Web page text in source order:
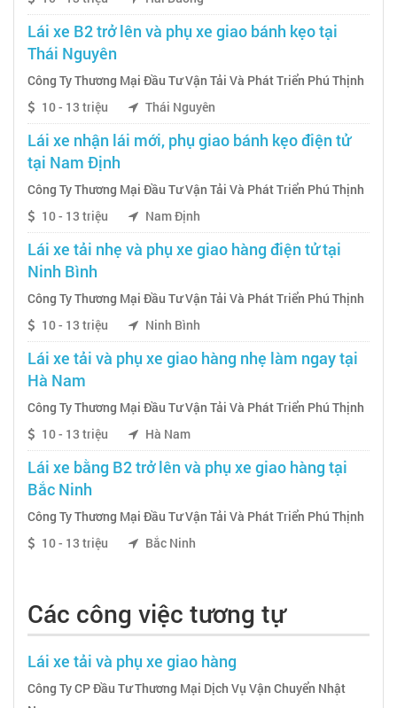
Lái xe B2 trở lên và phụ xe giao bánh kẹo tại
Thái Nguyên
Công Ty Thương Mại Đầu Tư Vận Tải Và Phát Triển Phú Thịnh
10 - 13 triệu
Thái Nguyên
Lái xe nhận lái mới, phụ giao bánh kẹo điện tử
tại Nam Định
Công Ty Thương Mại Đầu Tư Vận Tải Và Phát Triển Phú Thịnh
10 - 13 triệu
Nam Định
Lái xe tải nhẹ và phụ xe giao hàng điện tử tại
Ninh Bình
Công Ty Thương Mại Đầu Tư Vận Tải Và Phát Triển Phú Thịnh
10 - 13 triệu
Ninh Bình
Lái xe tải và phụ xe giao hàng nhẹ làm ngay tại
Hà Nam
Công Ty Thương Mại Đầu Tư Vận Tải Và Phát Triển Phú Thịnh
10 - 13 triệu
Hà Nam
Lái xe bằng B2 trở lên và phụ xe giao hàng tại
Bắc Ninh
Công Ty Thương Mại Đầu Tư Vận Tải Và Phát Triển Phú Thịnh
10 - 13 triệu
Bắc Ninh
Các công việc tương tự
Lái xe tải và phụ xe giao hàng
Công Ty CP Đầu Tư Thương Mại Dịch Vụ Vận Chuyển Nhật